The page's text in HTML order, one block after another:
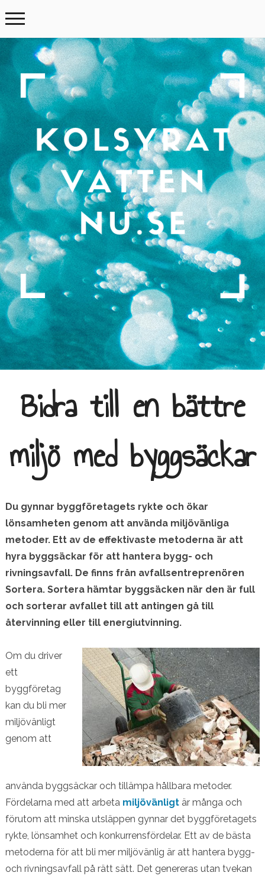
Bidra till en bättre
miljö med byggsäckar
Du gynnar byggföretagets rykte och ökar
lönsamheten genom att använda miljövänliga
metoder. Ett av de effektivaste metoderna är att
hyra byggsäckar för att hantera bygg- och
rivningsavfall. De finns från avfallsentreprenören
Sortera. Sortera hämtar byggsäcken när den är full
och sorterar avfallet till att antingen gå till
återvinning eller till energiutvinning.
Om du driver
ett
byggföretag
kan du bli mer
miljövänligt
genom att
använda byggsäckar och tillämpa hållbara metoder.
Fördelarna med att arbeta miljövänligtär många och
förutom att minska utsläppen gynnar det byggföretagets
rykte, lönsamhet och konkurrensfördelar. Ett av de bästa
metoderna för att bli mer miljövänlig är att hantera bygg-
och rivningsavfall på rätt sätt. Det genereras utan tvekan